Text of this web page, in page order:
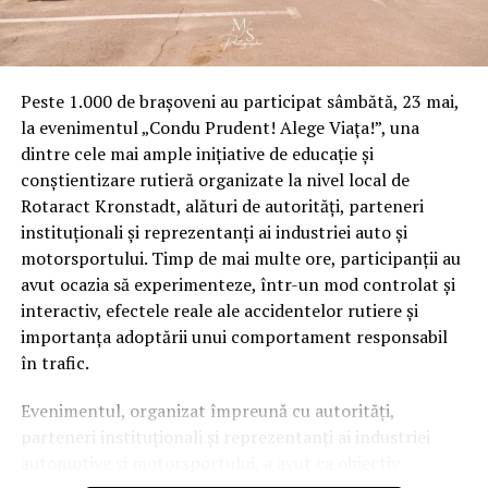
Turela Elbit a dat ”rateuri” și în Slovacia și în
Norvegia
Peste 1.000 de brașoveni au participat sâmbătă, 23 mai,
la evenimentul „Condu Prudent! Alege Viața!”, una
dintre cele mai ample inițiative de educație și
conștientizare rutieră organizate la nivel local de
Rotaract Kronstadt, alături de autorități, parteneri
instituționali și reprezentanți ai industriei auto și
motorsportului. Timp de mai multe ore, participanții au
avut ocazia să experimenteze, într-un mod controlat și
interactiv, efectele reale ale accidentelor rutiere și
importanța adoptării unui comportament responsabil
în trafic.
Evenimentul, organizat împreună cu autorități,
parteneri instituționali și reprezentanți ai industriei